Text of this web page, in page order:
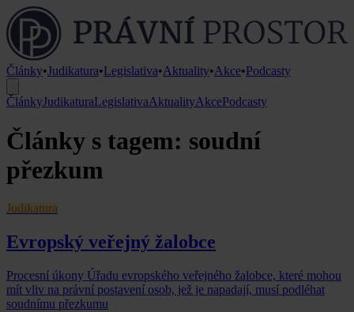
Články•Judikatura•Legislativa•Aktuality•Akce•Podcasty
ČlánkyJudikaturaLegislativaAktualityAkcePodcasty
Články s tagem: soudní
přezkum
Judikatura
Evropský veřejný žalobce
Procesní úkony Úřadu evropského veřejného žalobce, které mohou
mít vliv na právní postavení osob, jež je napadají, musí podléhat
soudnímu přezkumu